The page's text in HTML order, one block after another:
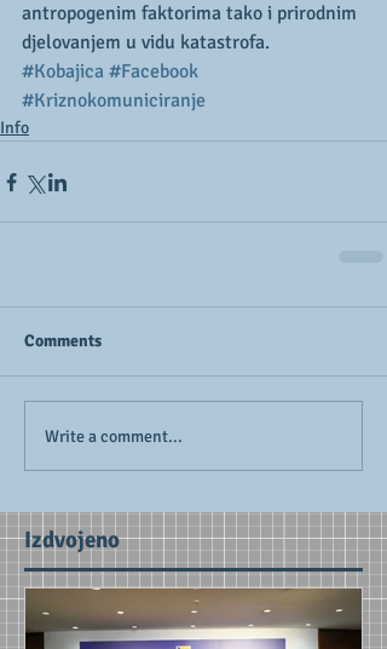
antropogenim faktorima tako i prirodnim
djelovanjem u vidu katastrofa.
#Kobajica #Facebook
#Kriznokomuniciranje
Info
Comments
Write a comment...
Izdvojeno